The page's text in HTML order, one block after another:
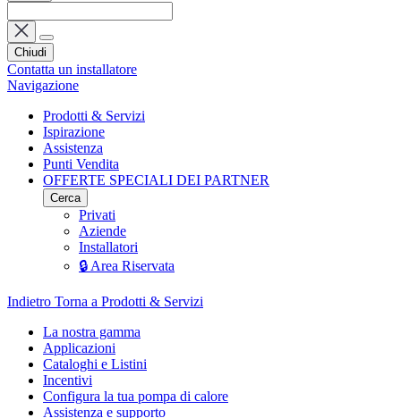
Chiudi
Contatta un installatore
Navigazione
Prodotti & Servizi
Ispirazione
Assistenza
Punti Vendita
OFFERTE SPECIALI DEI PARTNER
Cerca
Privati
Aziende
Installatori
🔒 Area Riservata
Indietro Torna a Prodotti & Servizi
La nostra gamma
Applicazioni
Cataloghi e Listini
Incentivi
Configura la tua pompa di calore
Assistenza e supporto